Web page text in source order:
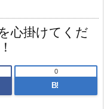
心掛けてくだ
B!
0